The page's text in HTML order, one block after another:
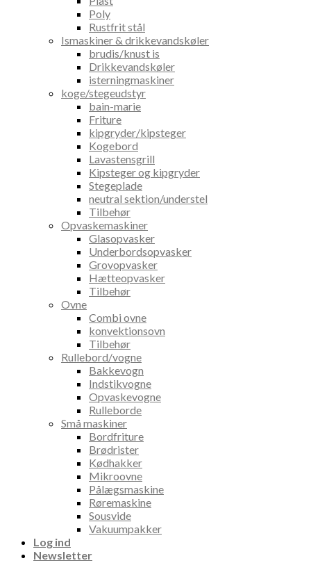
Poly
Rustfrit stål
Ismaskiner & drikkevandskøler
brudis/knust is
Drikkevandskøler
isterningmaskiner
koge/stegeudstyr
bain-marie
Friture
kipgryder/kipsteger
Kogebord
Lavastensgrill
Kipsteger og kipgryder
Stegeplade
neutral sektion/understel
Tilbehør
Opvaskemaskiner
Glasopvasker
Underbordsopvasker
Grovopvasker
Hætteopvasker
Tilbehør
Ovne
Combi ovne
konvektionsovn
Tilbehør
Rullebord/vogne
Bakkevogn
Indstikvogne
Opvaskevogne
Rulleborde
Små maskiner
Bordfriture
Brødrister
Kødhakker
Mikroovne
Pålægsmaskine
Røremaskine
Sousvide
Vakuumpakker
Log ind
Newsletter